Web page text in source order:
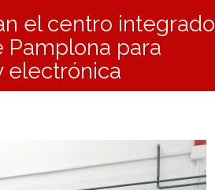
el centro integrado
para
electrónica